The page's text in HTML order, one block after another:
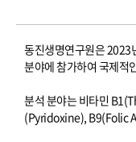
동진생명연구원은 2023
분야에 참가하여 국제적
분석 분야는 비타민
(Pyridoxine), B9(Folic